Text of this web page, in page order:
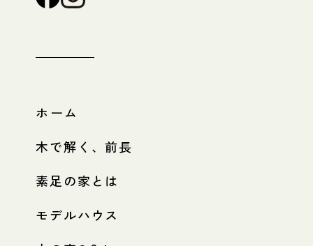
ホーム
木で解く、前長
素足の家とは
モデルハウス